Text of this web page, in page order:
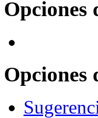
Opciones
Opciones